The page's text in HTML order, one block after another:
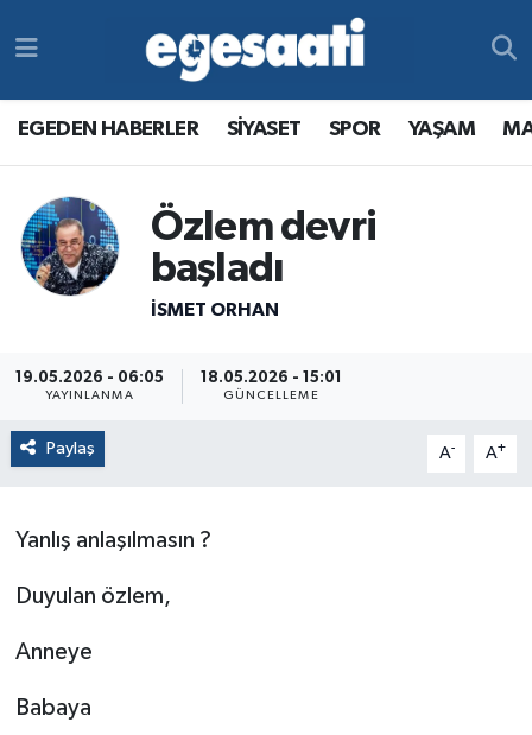
EGEDEN HABERLER SİYASET SPOR YAŞAM
Özlem devri
başladı
İSMET ORHAN
19.05.2026 - 06:05
YAYINLANMA
18.05.2026 - 15:01
GÜNCELLEME
Paylaş A- A+
Yanlış anlaşılmasın ?
Duyulan özlem,
Anneye
Babaya
Yazarlar
YAŞAM
MAGAZİN
SPOR
YAŞAM
RESMİ REKLAMLAR
Egemax TV
Süper Lig Puan Durumu ve Fikstür
Tüm Manşetler
Haber Arşivi